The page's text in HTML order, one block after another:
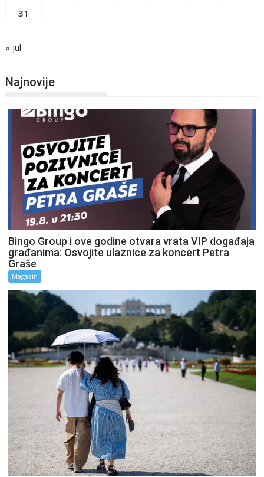
31
« jul
Najnovije
Bingo Group i ove godine otvara vrata VIP događaja
građanima: Osvojite ulaznice za koncert Petra
Graše
Magazin